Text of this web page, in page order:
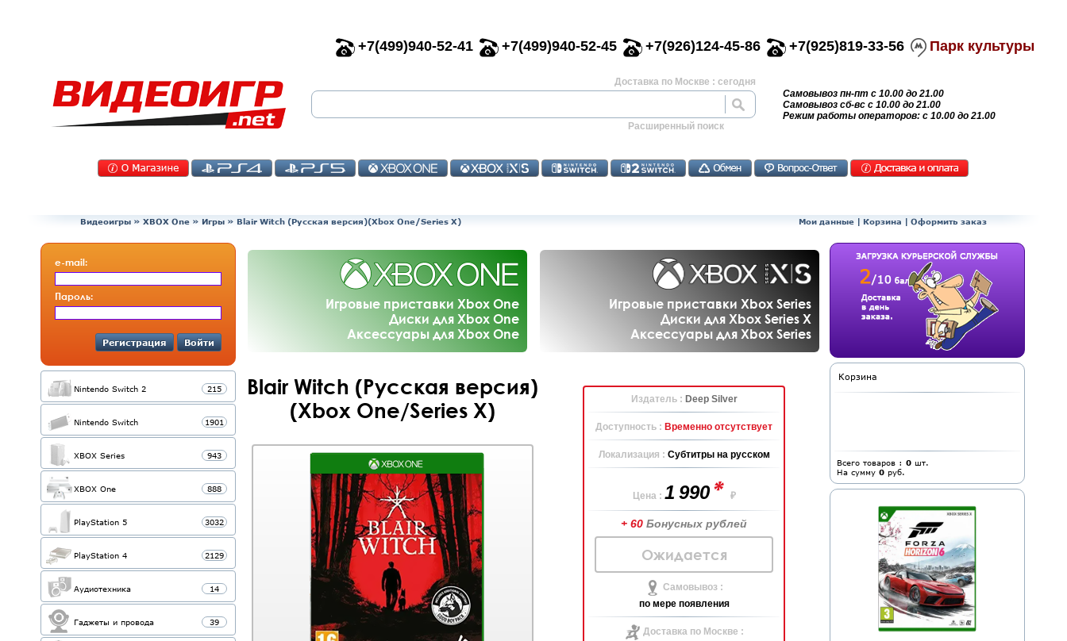
+7(499)940-52-41 +7(499)940-52-45 +7(926)124-45-86 +7(925)819-33-56 Парк культуры
Доставка по Москве : сегодня
Расширенный поиск
Самовывоз пн-пт с 10.00 до 21.00
Самовывоз сб-вс с 10.00 до 21.00
Режим работы операторов: с 10.00 до 21.00
Видеоигры » XBOX One » Игры » Blair Witch (Русская версия)(Xbox One/Series X) Мои данные | Корзина | Оформить заказ
e-mail:
Пароль:
Регистрация Войти
Nintendo Switch 2 215
Nintendo Switch 1901
XBOX Series 943
XBOX One 888
PlayStation 5 3032
PlayStation 4 2129
Аудиотехника 14
Гаджеты и провода 39
Игровые приставки Xbox One
Диски для Xbox One
Аксессуары для Xbox One
Игровые приставки Xbox Series
Диски для Xbox Series X
Аксессуары для Xbox Series
Blair Witch (Русская версия)
(Xbox One/Series X)
Издатель : Deep Silver
Доступность : Временно отсутствует
Локализация : Субтитры на русском
Цена : 1 990* ₽
+ 60 Бонусных рублей
Ожидается
Самовывоз :
по мере появления
Доставка по Москве :
Корзина
Всего товаров : 0 шт.
На сумму 0 руб.